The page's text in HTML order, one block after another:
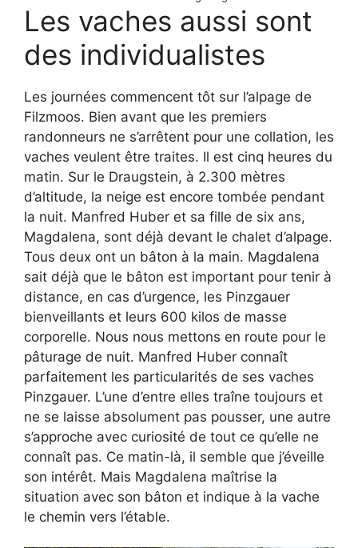
Les vaches aussi sont
des individualistes
Les journées commencent tôt sur l’alpage de
Filzmoos. Bien avant que les premiers
randonneurs ne s’arrêtent pour une collation, les
vaches veulent être traites. Il est cinq heures du
matin. Sur le Draugstein, à 2.300 mètres
d’altitude, la neige est encore tombée pendant
la nuit. Manfred Huber et sa fille de six ans,
Magdalena, sont déjà devant le chalet d’alpage.
Tous deux ont un bâton à la main. Magdalena
sait déjà que le bâton est important pour tenir à
distance, en cas d’urgence, les Pinzgauer
bienveillants et leurs 600 kilos de masse
corporelle. Nous nous mettons en route pour le
pâturage de nuit. Manfred Huber connaît
parfaitement les particularités de ses vaches
Pinzgauer. L’une d’entre elles traîne toujours et
ne se laisse absolument pas pousser, une autre
s’approche avec curiosité de tout ce qu’elle ne
connaît pas. Ce matin-là, il semble que j’éveille
son intérêt. Mais Magdalena maîtrise la
situation avec son bâton et indique à la vache
le chemin vers l’étable.